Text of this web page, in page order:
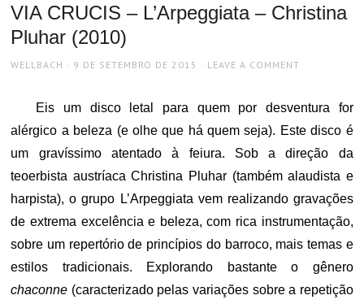
VIA CRUCIS – L’Arpeggiata – Christina
Pluhar (2010)
AUTHOR
WELLBACH
POSTED
9 DE SETEMBRO DE 2015 LEAVE A COMMENT
Eis um disco letal para quem por desventura for
alérgico a beleza (e olhe que há quem seja). Este disco é
um gravíssimo atentado à feiura. Sob a direção da
teoerbista austríaca Christina Pluhar (também alaudista e
harpista), o grupo L’Arpeggiata vem realizando gravações
de extrema excelência e beleza, com rica instrumentação,
sobre um repertório de princípios do barroco, mais temas e
estilos tradicionais. Explorando bastante o gênero
chaconne (caracterizado pelas variações sobre a repetição